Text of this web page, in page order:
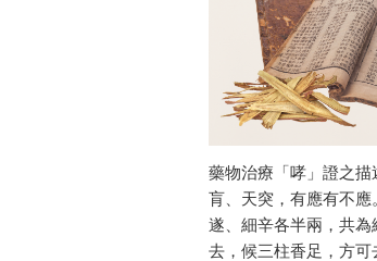
藥物治療「哮」證之
肓、天突，有應有不
遂、細辛各半兩，共
去，候三柱香足，方